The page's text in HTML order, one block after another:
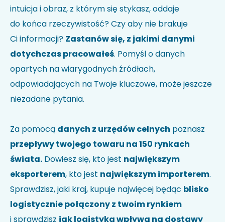
intuicja i obraz, z którym się stykasz, oddaje
do końca rzeczywistość? Czy aby nie brakuje
Ci informacji? Zastanów się, z jakimi danymi
dotychczas pracowałeś. Pomyśl o danych
opartych na wiarygodnych źródłach,
odpowiadających na Twoje kluczowe, może jeszcze
niezadane pytania.
Za pomocą danych z urzędów celnych poznasz
przepływy twojego towaru na 150 rynkach
świata. Dowiesz się, kto jest największym
eksporterem, kto jest największym importerem.
Sprawdzisz, jaki kraj, kupuje najwięcej będąc blisko
logistycznie połączony z twoim rynkiem
i sprawdzisz jak logistyka wpływa na dostawy